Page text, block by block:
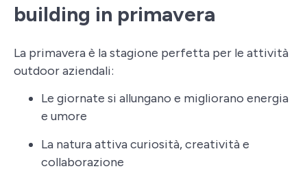
building in primavera
La primavera è la stagione perfetta per le attività
outdoor aziendali:
Le giornate si allungano e migliorano energia
e umore
La natura attiva curiosità, creatività e
collaborazione